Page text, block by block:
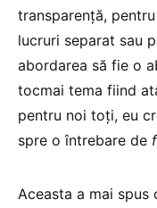
transparență,
lucruri separat sau
abordarea să fie o
tocmai tema fiind
pentru noi toți, eu
spre o întrebare de
Aceasta a mai spus